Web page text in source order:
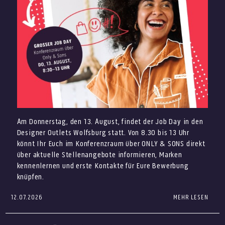
höheren Temperaturen angenehm genießen.
Kommt vorbei und sichert Euch Eure Sommer-Favoriten
zum Outletpreis – mit dauerhaft bis zu 70% auf die UVP.
Sommerliche Angebote
Sonntag, 2. August
Vespa Club mit zahlreichen Vespas rund um die
Eventfläche ab 13 Uhr
DJ Alessandro
Vorband Dani_S
Christian Meringolo live ab 14 Uhr
Aperol Truck
Italienisches Eis von Giovanni L.
Final Sale: Ausgewählte Highlights
entdecken
12.07.2026
Am Donnerstag, den 13. August, findet der Job Day in den
Designer Outlets Wolfsburg statt. Von 8.30 bis 13 Uhr
könnt Ihr Euch im Konferenzraum über ONLY & SONS direkt
über aktuelle Stellenangebote informieren, Marken
kennenlernen und erste Kontakte für Eure Bewerbung
knüpfen.
Du suchst einen neuen Job im Verkauf, im Store
MEHR LESEN